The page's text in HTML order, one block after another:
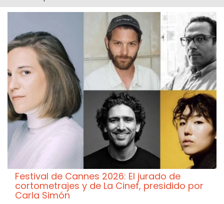
Festival de Cannes 2026: El jurado de
cortometrajes y de La Cinef, presidido por
Carla Simón